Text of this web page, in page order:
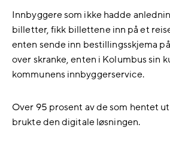
Innbyggere som ikke hadde
billetter, fikk billettene inn på et
enten sende inn bestillingsskjema
over skranke, enten i Kolumbus sin
kommunens innbyggerservice.
Over 95 prosent av de som hentet
brukte den digitale løsningen.